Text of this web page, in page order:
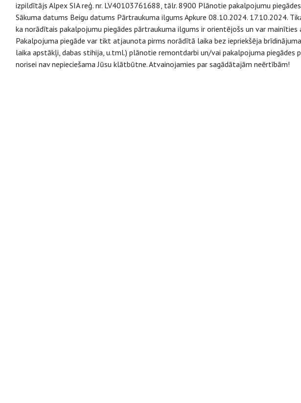
izpildītājs Alpex SIA reģ. nr. LV40103761688, tālr. 8900 Plānotie pakalpojumu
Sākuma datums Beigu datums Pārtraukuma ilgums Apkure 08.10.2024. 17.10.2024.
ka norādītais pakalpojumu piegādes pārtraukuma ilgums ir orientējošs un var
Pakalpojuma piegāde var tikt atjaunota pirms norādītā laika bez iepriekšēja
laika apstākļi, dabas stihija, u.tml.) plānotie remontdarbi un/vai pakalpojuma piegādes
norisei nav nepieciešama Jūsu klātbūtne. Atvainojamies par sagādātajām neērtībām!